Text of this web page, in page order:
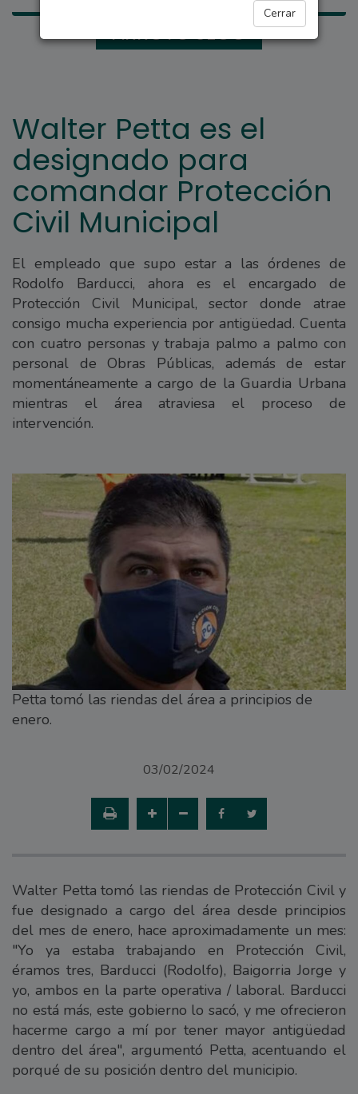
Cerrar
ARROYO SECO
Walter Petta es el
designado para
comandar Protección
Civil Municipal
El empleado que supo estar a las órdenes de
Rodolfo Barducci, ahora es el encargado de
Protección Civil Municipal, sector donde atrae
consigo mucha experiencia por antigüedad. Cuenta
con cuatro personas y trabaja palmo a palmo con
personal de Obras Públicas, además de estar
momentáneamente a cargo de la Guardia Urbana
mientras el área atraviesa el proceso de
intervención.
Petta tomó las riendas del área a principios de
enero.
03/02/2024
Walter Petta tomó las riendas de Protección Civil y
fue designado a cargo del área desde principios
del mes de enero, hace aproximadamente un mes:
"Yo ya estaba trabajando en Protección Civil,
éramos tres, Barducci (Rodolfo), Baigorria Jorge y
yo, ambos en la parte operativa / laboral. Barducci
no está más, este gobierno lo sacó, y me ofrecieron
hacerme cargo a mí por tener mayor antigüedad
dentro del área", argumentó Petta, acentuando el
porqué de su posición dentro del municipio.